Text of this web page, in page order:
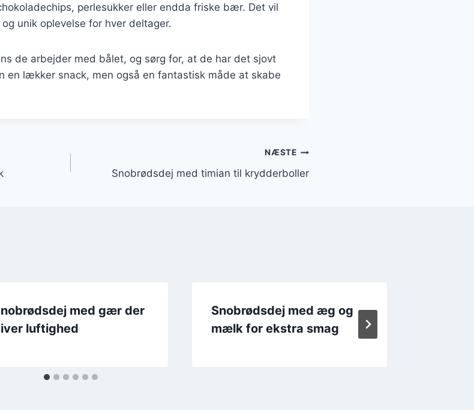
perlesukker eller endda friske bær. Det vil
unik oplevelse for hver deltager.
de arbejder med bålet, og sørg for, at de har det sjovt
en lækker snack, men også en fantastisk måde at skabe
NÆSTE
Snobrødsdej med timian til krydderboller
med gær der
luftighed
Snobrødsdej med æg og
mælk for ekstra smag